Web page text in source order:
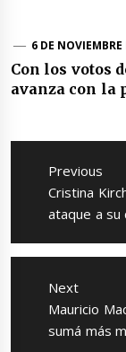
6 DE
Con los votos
avanza con la
entradas
Previous
Previous
post:
Cristina
ataque a su
Next
Next
post:
Mauricio
sumá más